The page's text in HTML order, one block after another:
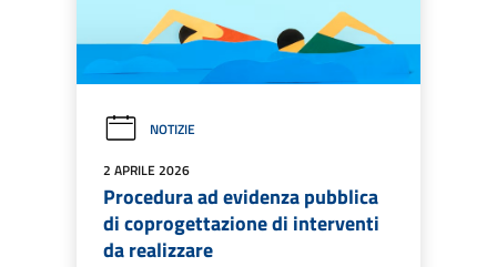
NOTIZIE
2 APRILE 2026
Procedura ad evidenza pubblica
di coprogettazione di interventi
da realizzare